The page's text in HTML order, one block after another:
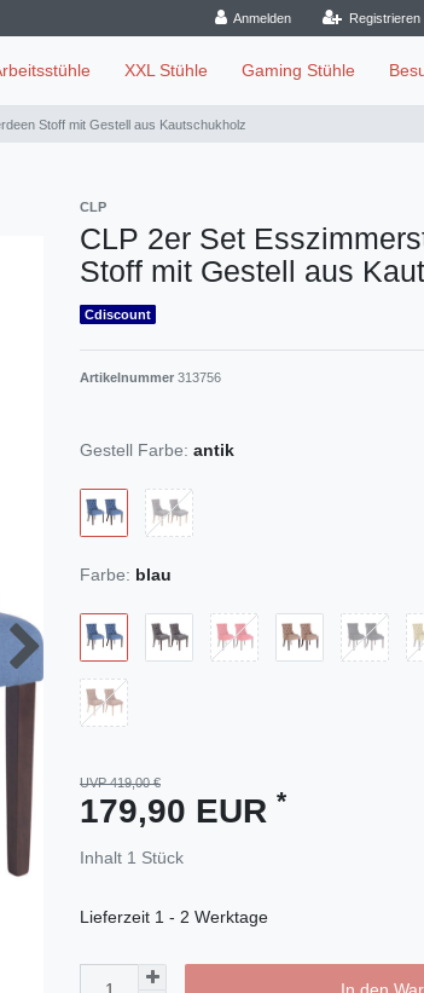
Anmelden Registrieren
XXL Stühle Gaming Stühle
Stoff mit Gestell aus Kautschukholz
CLP
CLP 2er Set
Stoff mit Gestell aus
Cdiscount
Artikelnummer 313756
Gestell Farbe: antik
Farbe: blau
UVP 419,00 €
179,90 EUR *
Inhalt 1 Stück
Lieferzeit 1 - 2 Werktage
In den